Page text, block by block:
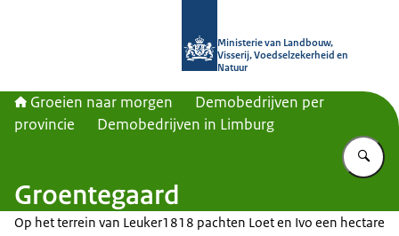
Ministerie van Landbouw,
Visserij, Voedselzekerheid en
Natuur
Groeien naar morgen
Demobedrijven per
provincie
Demobedrijven in Limburg
Groentegaard
Op het terrein van Leuker1818 pachten Loet en Ivo een hectare